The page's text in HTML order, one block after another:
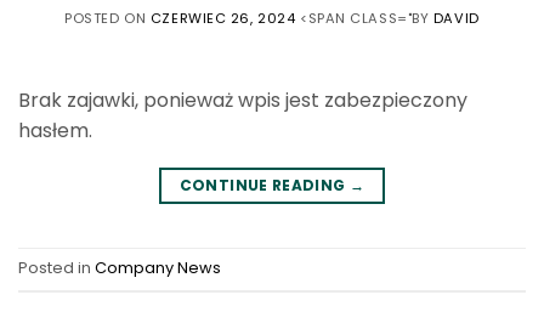
POSTED ON CZERWIEC 26, 2024 <SPAN CLASS="BY DAVID
Brak zajawki, ponieważ wpis jest zabezpieczony
hasłem.
CONTINUE READING →
Posted in Company News